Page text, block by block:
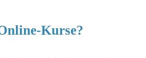
Kurse?